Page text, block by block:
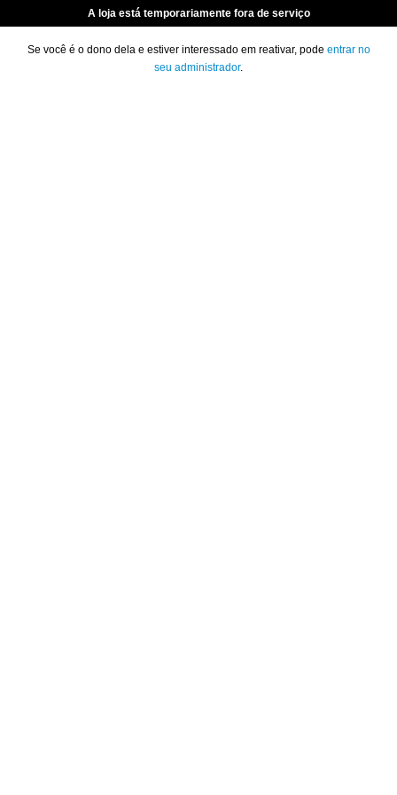
A loja está temporariamente fora de serviço
Se você é o dono dela e estiver interessado em reativar, pode entrar no
seu administrador.